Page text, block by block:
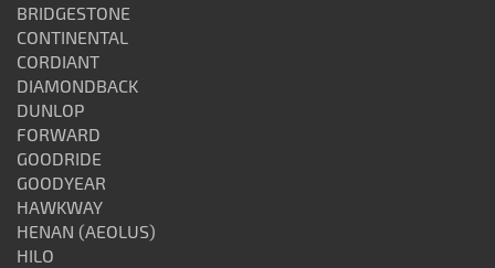
BRIDGESTONE
CONTINENTAL
CORDIANT
DIAMONDBACK
DUNLOP
FORWARD
GOODRIDE
GOODYEAR
HAWKWAY
HENAN (AEOLUS)
HILO